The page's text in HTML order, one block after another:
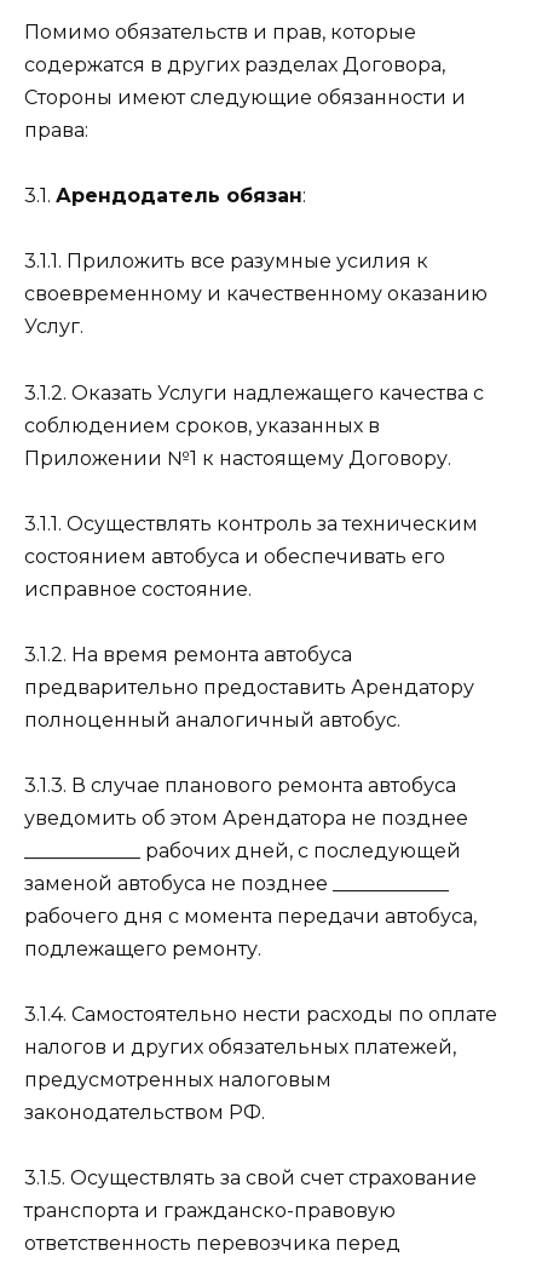
Помимо обязательств и прав, которые
содержатся в других разделах Договора,
Стороны имеют следующие обязанности и
права:
3.1. Арендодатель обязан:
3.1.1. Приложить все разумные усилия к
своевременному и качественному оказанию
Услуг.
3.1.2. Оказать Услуги надлежащего качества с
соблюдением сроков, указанных в
Приложении №1 к настоящему Договору.
3.1.1. Осуществлять контроль за техническим
состоянием автобуса и обеспечивать его
исправное состояние.
3.1.2. На время ремонта автобуса
предварительно предоставить Арендатору
полноценный аналогичный автобус.
3.1.3. В случае планового ремонта автобуса
уведомить об этом Арендатора не позднее
____________ рабочих дней, с последующей
заменой автобуса не позднее ____________
рабочего дня с момента передачи автобуса,
подлежащего ремонту.
3.1.4. Самостоятельно нести расходы по оплате
налогов и других обязательных платежей,
предусмотренных налоговым
законодательством РФ.
3.1.5. Осуществлять за свой счет страхование
транспорта и гражданско-правовую
ответственность перевозчика перед